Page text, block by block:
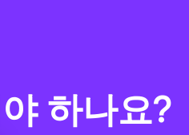
하나요?